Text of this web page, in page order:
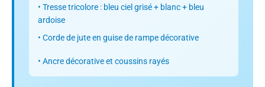
• Tresse tricolore : bleu ciel grisé + blanc + bleu
ardoise
• Corde de jute en guise de rampe décorative
• Ancre décorative et coussins rayés